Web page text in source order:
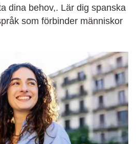
dina behov,. Lär dig spanska
som förbinder människor